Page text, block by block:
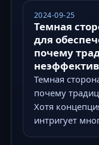
2024-09-25
Темная
для
почему
Темная
почему
Хотя
интригует